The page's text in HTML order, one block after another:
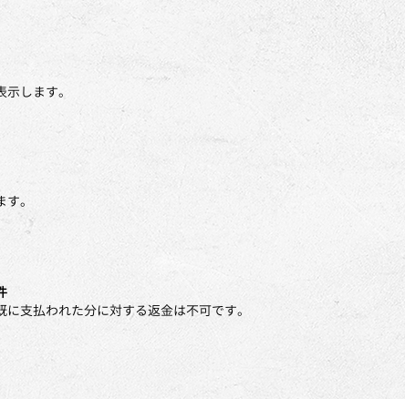
します。
。
支払われた分に対する返金は不可です。